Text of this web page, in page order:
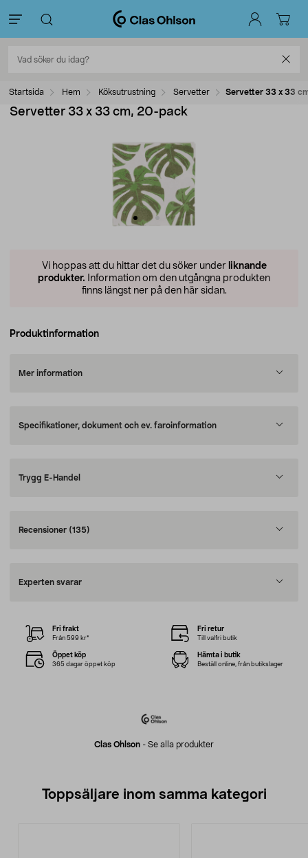
Startsida Hem Köksutrustning Servetter Servetter 33 x 33
Servetter 33 x 33 cm, 20-pack
Vi hoppas att du hittar det du söker under liknande
produkter. Information om den utgångna produkten
finns längst ner på den här sidan.
Produktinformation
Mer information
Specifikationer, dokument och ev. faroinformation
Trygg E-Handel
Recensioner (135)
Experten svarar
Clas Ohlson - Se alla produkter
Fri frakt
Från 599 kr*
Fri retur
Till valfri butik
Öppet köp
365 dagar öppet köp
Hämta i butik
Beställ online, från butikslager
Toppsäljare inom samma kategori